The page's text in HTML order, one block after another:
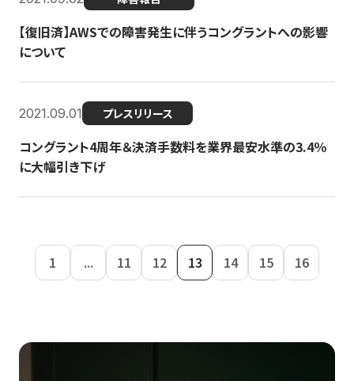
【復旧済】AWSでの障害発生に伴うコングラントへの影響
について
2021.09.01 プレスリリース
コングラント4周年＆決済手数料を業界最安水準の3.4％
に大幅引き下げ
1 ... 11 12 13 14 15 16